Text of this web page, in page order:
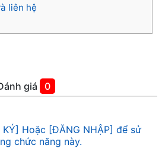
liên hệ
giá 0
Hoặc [ĐĂNG NHẬP] để sử
chức năng này.